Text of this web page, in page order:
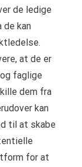
de ledige
de kan
at de er
faglige
dem fra
kan
til at skabe
for at